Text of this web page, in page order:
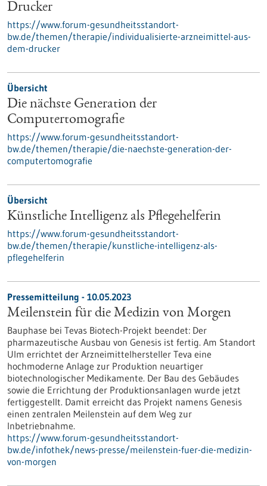
Drucker
https://www.forum-gesundheitsstandort-
bw.de/themen/therapie/individualisierte-arzneimittel-aus-
dem-drucker
Übersicht
Die nächste Generation der
Computertomografie
https://www.forum-gesundheitsstandort-
bw.de/themen/therapie/die-naechste-generation-der-
computertomografie
Übersicht
Künstliche Intelligenz als Pflegehelferin
https://www.forum-gesundheitsstandort-
bw.de/themen/therapie/kunstliche-intelligenz-als-
pflegehelferin
Pressemitteilung - 10.05.2023
Meilenstein für die Medizin von Morgen
Bauphase bei Tevas Biotech-Projekt beendet: Der
pharmazeutische Ausbau von Genesis ist fertig. Am Standort
Ulm errichtet der Arzneimittelhersteller Teva eine
hochmoderne Anlage zur Produktion neuartiger
biotechnologischer Medikamente. Der Bau des Gebäudes
sowie die Errichtung der Produktionsanlagen wurde jetzt
fertiggestellt. Damit erreicht das Projekt namens Genesis
einen zentralen Meilenstein auf dem Weg zur
Inbetriebnahme.
https://www.forum-gesundheitsstandort-
bw.de/infothek/news-presse/meilenstein-fuer-die-medizin-
von-morgen